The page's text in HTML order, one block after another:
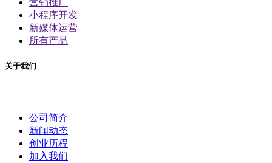
小程序开发
新媒体运营
所有产品
关于我们
公司简介
新闻动态
创业历程
加入我们